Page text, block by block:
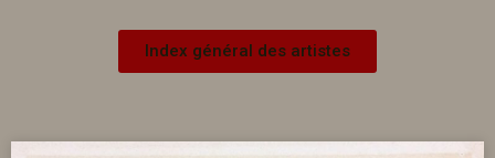
Index général des artistes